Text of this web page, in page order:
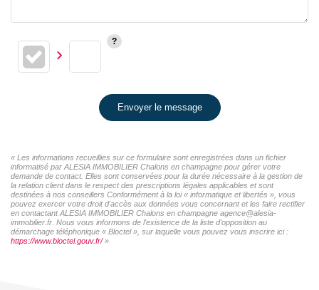
Envoyer le message
« Les informations recueillies sur ce formulaire sont enregistrées dans un fichier
informatisé par ALESIA IMMOBILIER Chalons en champagne pour gérer votre
demande de contact. Elles sont conservées pour la durée nécessaire à la gestion de
la relation client dans le respect des prescriptions légales applicables et sont
destinées à nos conseillers Conformément à la loi « informatique et libertés », vous
pouvez exercer votre droit d'accès aux données vous concernant et les faire rectifier
en contactant ALESIA IMMOBILIER Chalons en champagne agence@alesia-
immobilier.fr. Nous vous informons de l'existence de la liste d'opposition au
démarchage téléphonique « Bloctel », sur laquelle vous pouvez vous inscrire ici :
https://www.bloctel.gouv.fr/»